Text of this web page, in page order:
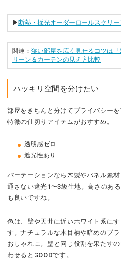
▶︎ 断熱・採光オーダーロールスクリー
関連： 狭い部屋を広く見せるコツは
リーン＆カーテンの見え方比較
ハッキリ空間を分けたい
部屋をきちんと分けてプライバシー
特徴の仕切りアイテムがおすすめ。
透明感ゼロ
遮光性あり
パーテーションなら木製やパネル素
通さない遮光1〜3級生地。高さのあ
も良いですね。
色は、壁や天井に近いホワイト系に
す。ナチュラルな木目柄や暗めのブ
おしゃれに。壁と同じ役割を果たす
わせるとGOODです。